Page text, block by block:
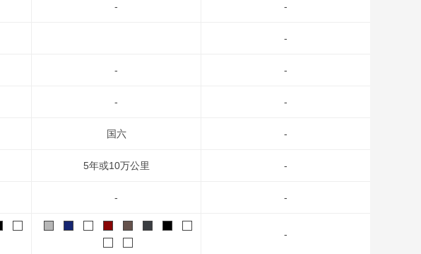
- -
-
- -
- -
国六 -
5年或10万公里 -
- -
-